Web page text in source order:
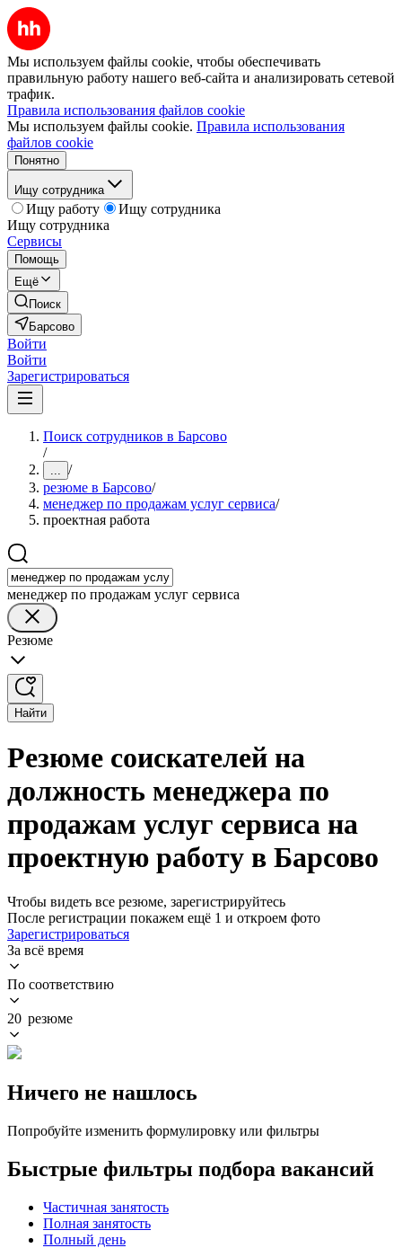
Мы используем файлы cookie, чтобы обеспечивать
правильную работу нашего веб-сайта и анализировать сетевой
трафик.
Правила использования файлов cookie
Мы используем файлы cookie. Правила использования
файлов cookie
Понятно
Ищу сотрудника
Ищу работу
Ищу сотрудника
Ищу сотрудника
Сервисы
Помощь
Ещё
Поиск
Барсово
Войти
Войти
Зарегистрироваться
Поиск сотрудников в Барсово
/
... /
резюме в Барсово/
менеджер по продажам услуг сервиса/
проектная работа
менеджер по продажам услуг сервиса
Резюме
Найти
Резюме соискателей на
должность менеджера по
продажам услуг сервиса на
проектную работу в Барсово
Чтобы видеть все резюме, зарегистрируйтесь
После регистрации покажем ещё 1 и откроем фото
Зарегистрироваться
За всё время
По соответствию
20 резюме
Ничего не нашлось
Попробуйте изменить формулировку или фильтры
Быстрые фильтры подбора вакансий
Частичная занятость
Полная занятость
Полный день